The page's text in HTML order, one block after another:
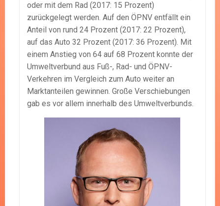
oder mit dem Rad (2017: 15 Prozent)
zurückgelegt werden. Auf den ÖPNV entfällt ein
Anteil von rund 24 Prozent (2017: 22 Prozent),
auf das Auto 32 Prozent (2017: 36 Prozent). Mit
einem Anstieg von 64 auf 68 Prozent konnte der
Umweltverbund aus Fuß-, Rad- und ÖPNV-
Verkehren im Vergleich zum Auto weiter an
Marktanteilen gewinnen. Große Verschiebungen
gab es vor allem innerhalb des Umweltverbunds.